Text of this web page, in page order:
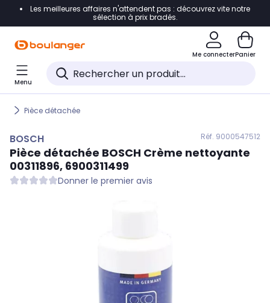
Accéder directement à la navigation
Accéder directement au pied de page
Accéder directement au chatbot
Les meilleures affaires n'attendent pas : découvrez vite notre
sélection à prix bradés.
Me connecterPanier
Menu
Pièce détachée
BOSCH Réf. 9000547512
Pièce détachée BOSCH Crème nettoyante
00311896, 6900311499
Donner le premier avis